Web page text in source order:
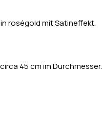
roségold mit Satineffekt.
45 cm im Durchmesser.